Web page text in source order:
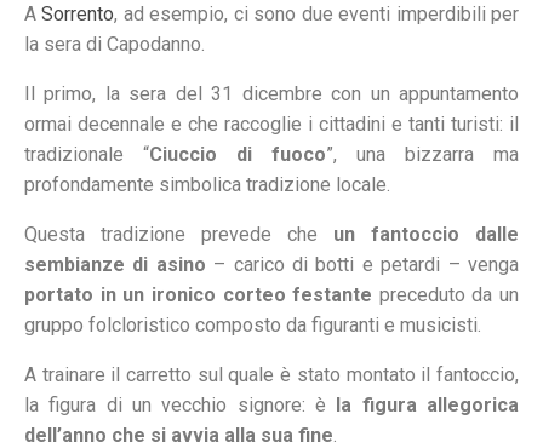
ASorrento, ad esempio, ci sono due eventi imperdibili per
la sera di Capodanno.
Il primo, la sera del 31 dicembre con un appuntamento
ormai decennale e che raccoglie i cittadini e tanti turisti: il
tradizionale “Ciuccio di fuoco”, una bizzarra ma
profondamente simbolica tradizione locale.
Questa tradizione prevede che un fantoccio dalle
sembianze di asino – carico di botti e petardi – venga
portato in un ironico corteo festante preceduto da un
gruppo folcloristico composto da figuranti e musicisti.
A trainare il carretto sul quale è stato montato il fantoccio,
la figura di un vecchio signore: è la figura allegorica
dell’anno che si avvia alla sua fine